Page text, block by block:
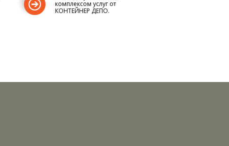
комплексом услуг от
КОНТЕЙНЕР ДЕПО.